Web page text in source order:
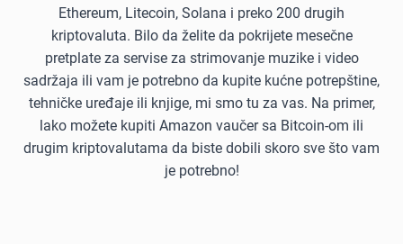
Ethereum, Litecoin, Solana i preko 200 drugih
kriptovaluta. Bilo da želite da pokrijete mesečne
pretplate za servise za strimovanje muzike i video
sadržaja ili vam je potrebno da kupite kućne potrepštine,
tehničke uređaje ili knjige, mi smo tu za vas. Na primer,
lako možete kupiti Amazon vaučer sa Bitcoin-om ili
drugim kriptovalutama da biste dobili skoro sve što vam
je potrebno!